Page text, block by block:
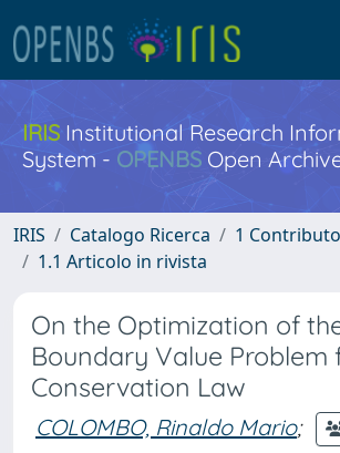
IRISInstitutional Research
System - OPENBS Open
IRIS Catalogo Ricerca
1
1.1 Articolo in rivista
On the Optimization of
Boundary Value Problem
Conservation Law
COLOMBO, Rinaldo Mario;